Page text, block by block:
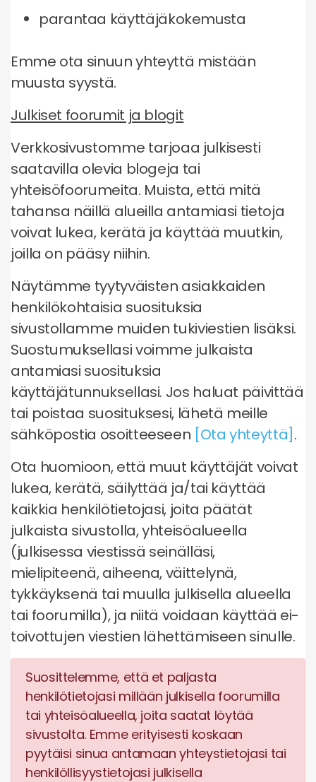
parantaa käyttäjäkokemusta
Emme ota sinuun yhteyttä mistään
muusta syystä.
Julkiset foorumit ja blogit
Verkkosivustomme tarjoaa julkisesti
saatavilla olevia blogeja tai
yhteisöfoorumeita. Muista, että mitä
tahansa näillä alueilla antamiasi tietoja
voivat lukea, kerätä ja käyttää muutkin,
joilla on pääsy niihin.
Näytämme tyytyväisten asiakkaiden
henkilökohtaisia suosituksia
sivustollamme muiden tukiviestien lisäksi.
Suostumuksellasi voimme julkaista
antamiasi suosituksia
käyttäjätunnuksellasi. Jos haluat päivittää
tai poistaa suosituksesi, lähetä meille
sähköpostia osoitteeseen [Ota yhteyttä] .
Ota huomioon, että muut käyttäjät voivat
lukea, kerätä, säilyttää ja/tai käyttää
kaikkia henkilötietojasi, joita päätät
julkaista sivustolla, yhteisöalueella
(julkisessa viestissä seinälläsi,
mielipiteenä, aiheena, väittelynä,
tykkäyksenä tai muulla julkisella alueella
tai foorumilla), ja niitä voidaan käyttää ei-
toivottujen viestien lähettämiseen sinulle.
Suosittelemme, että et paljasta
henkilötietojasi millään julkisella foorumilla
tai yhteisöalueella, joita saatat löytää
sivustolta. Emme erityisesti koskaan
pyytäisi sinua antamaan yhteystietojasi tai
henkilöllisyystietojasi julkisella